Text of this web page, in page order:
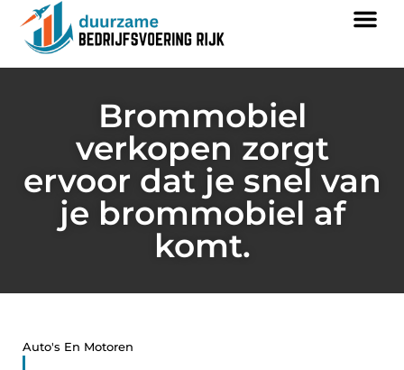
Brommobiel
verkopen zorgt
ervoor dat je snel van
je brommobiel af
komt.
Auto's En Motoren